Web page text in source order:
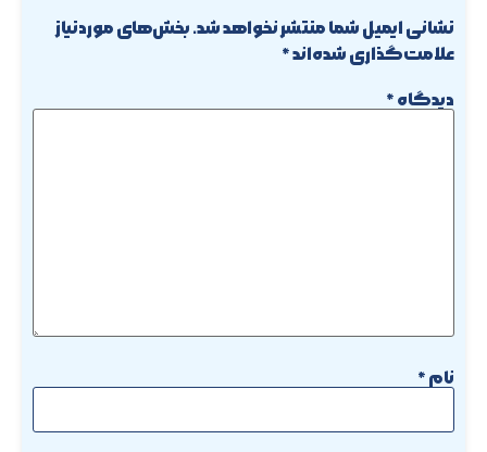
نشانی ایمیل شما منتشر نخواهد شد.بخش‌های موردنیاز
علامت‌گذاری شده‌اند*
دیدگاه*
نام*